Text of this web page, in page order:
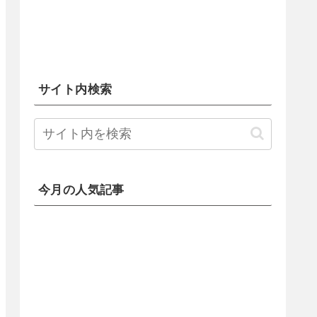
サイト内検索
今月の人気記事